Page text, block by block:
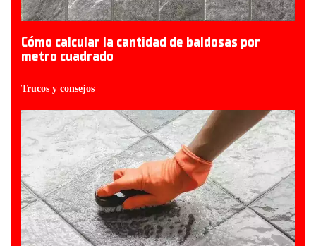
Cómo calcular la cantidad de baldosas por
metro cuadrado
Trucos y consejos